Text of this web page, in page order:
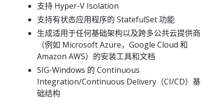
支持 Hyper-V Isolation
支持有状态应用程序的 StatefulSet 功能
生成适用于任何基础架构以及跨多公共云提供商
（例如 Microsoft Azure，Google Cloud 和
Amazon AWS）的安装工具和文档
SIG-Windows 的 Continuous
Integration/Continuous Delivery（CI/CD）基
础结构